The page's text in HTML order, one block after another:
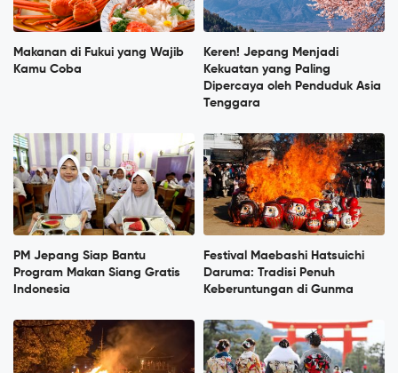
Makanan di Fukui yang Wajib
Kamu Coba
Keren! Jepang Menjadi
Kekuatan yang Paling
Dipercaya oleh Penduduk Asia
Tenggara
PM Jepang Siap Bantu
Program Makan Siang Gratis
Indonesia
Festival Maebashi Hatsuichi
Daruma: Tradisi Penuh
Keberuntungan di Gunma